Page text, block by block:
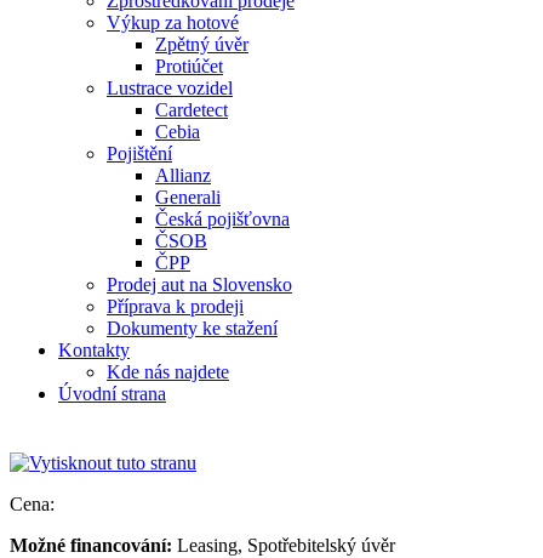
Výkup za hotové
Zpětný úvěr
Protiúčet
Lustrace vozidel
Cardetect
Cebia
Pojištění
Allianz
Generali
Česká pojišťovna
ČSOB
ČPP
Prodej aut na Slovensko
Příprava k prodeji
Dokumenty ke stažení
Kontakty
Kde nás najdete
Úvodní strana
Cena:
Možné financování: Leasing, Spotřebitelský úvěr